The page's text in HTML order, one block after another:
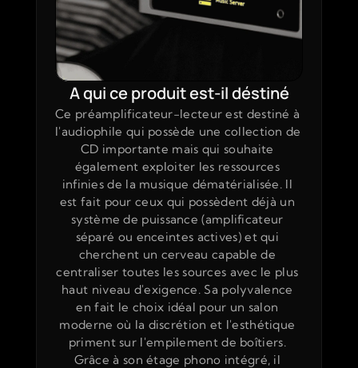
Ce préamplificateur-lecteur est destiné à
l'audiophile qui possède une collection de
CD importante mais qui souhaite
également exploiter les ressources
infinies de la musique dématérialisée. Il
est fait pour ceux qui possèdent déjà un
système de puissance (amplificateur
séparé ou enceintes actives) et qui
cherchent un cerveau capable de
centraliser toutes les sources avec le plus
haut niveau d'exigence. Sa polyvalence
en fait le choix idéal pour un salon
moderne où la discrétion et l'esthétique
priment sur l'empilement de boîtiers.
Grâce à son étage phono intégré, il
A qui ce produit est-il déstiné